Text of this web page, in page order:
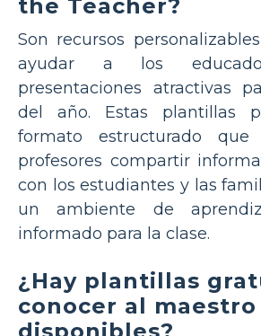
the Teacher?
Son recursos
ayudar a los
presentaciones atractivas
del año. Estas plantillas
formato estructurado
profesores compartir
con los estudiantes y las
un ambiente de
informado para la clase.
¿Hay plantillas
conocer al maestro
disponibles?